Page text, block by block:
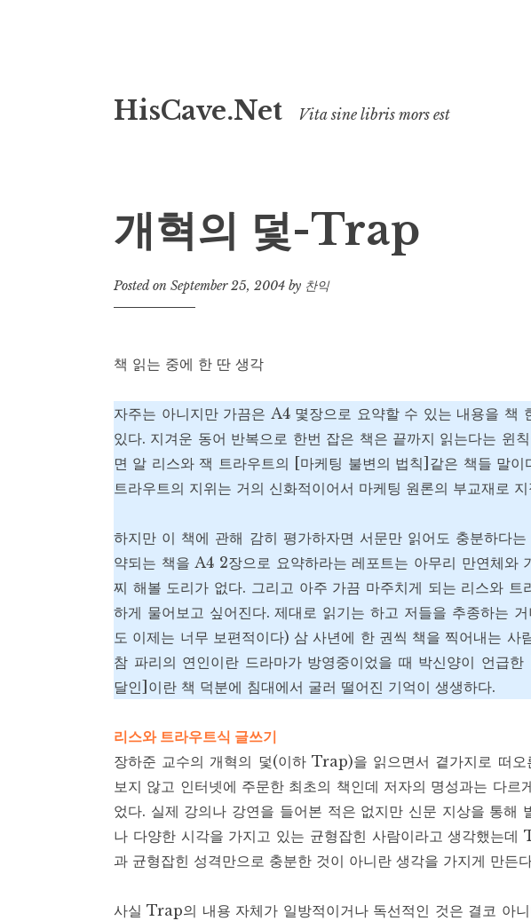
to
HisCave.Net Vita sine libris mors est
개혁의 덫-Trap
Posted on September 25, 2004 by 찬익
책 읽는 중에 한 딴 생각
자주는 아니지만 가끔은 A4 몇장으로 요약할 수 있는 내용을 책
있다. 지겨운 동어 반복으로 한번 잡은 책은 끝까지 읽는다는 윈
면 알 리스와 잭 트라우트의 [마케팅 불변의 법칙]같은 책들 말
트라우트의 지위는 거의 신화적이어서 마케팅 원론의 부교재로
하지만 이 책에 관해 감히 평가하자면 서문만 읽어도 충분하다
약되는 책을 A4 2장으로 요약하라는 레포트는 아무리 만연체와
찌 해볼 도리가 없다. 그리고 아주 가끔 마주치게 되는 리스와 트
하게 물어보고 싶어진다. 제대로 읽기는 하고 저들을 추종하는
도 이제는 너무 보편적이다) 삼 사년에 한 권씩 책을 찍어내는 사
참 파리의 연인이란 드라마가 방영중이었을 때 박신양이 언급
달인]이란 책 덕분에 침대에서 굴러 떨어진 기억이 생생하다.
리스와 트라우트식 글쓰기
장하준 교수의 개혁의 덫(이하 Trap)을 읽으면서 곁가지로 떠
보지 않고 인터넷에 주문한 최초의 책인데 저자의 명성과는 다
었다. 실제 강의나 강연을 들어본 적은 없지만 신문 지상을 통해
나 다양한 시각을 가지고 있는 균형잡힌 사람이라고 생각했는
과 균형잡힌 성격만으로 충분한 것이 아니란 생각을 가지게 만든
사실 Trap의 내용 자체가 일방적이거나 독선적인 것은 결코 아